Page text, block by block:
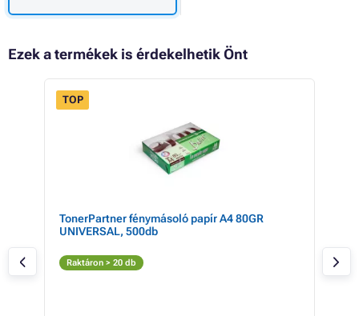
Ezek a termékek is érdekelhetik Önt
TOP
TonerPartner fénymásoló papír A4 80GR
UNIVERSAL, 500db
Raktáron > 20 db